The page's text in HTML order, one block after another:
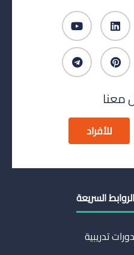
معنا
للأفراد
الروابط السريعة
دورات تدريبية